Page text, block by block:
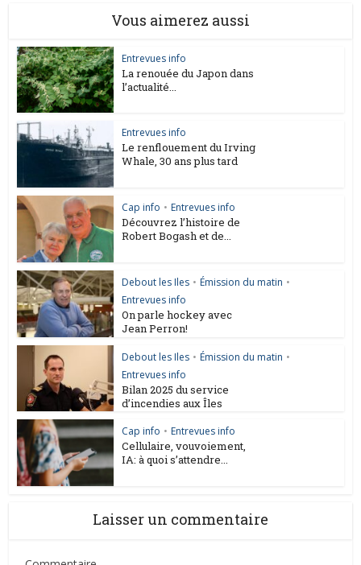
Vous aimerez aussi
Entrevues info
La renouée du Japon dans
l’actualité...
Entrevues info
Le renflouement du Irving
Whale, 30 ans plus tard
Cap info • Entrevues info
Découvrez l’histoire de
Robert Bogash et de...
Debout les Iles • Émission du matin •
Entrevues info
On parle hockey avec
Jean Perron!
Debout les Iles • Émission du matin •
Entrevues info
Bilan 2025 du service
d’incendies aux Îles
Cap info • Entrevues info
Cellulaire, vouvoiement,
IA: à quoi s’attendre...
Laisser un commentaire